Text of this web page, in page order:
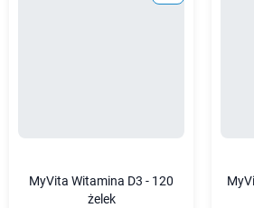
MyVita Witamina D3 - 120
żelek